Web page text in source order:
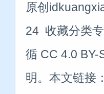
原创
24 收藏分类
循 CC 4.0 BY-
明。本文链接